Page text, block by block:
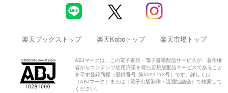
楽天ブックストップ 楽天Koboトップ 楽天市場トップ
ABJマークは、この電子書店・電子書籍配信サービスが、著作権
者からコンテンツ使用許諾を得た正規版配信サービスであること
を示す登録商標（登録番号 第6091713号）です。詳しくは
［ABJマーク］または［電子出版制作・流通協議会］で検索して
ください。